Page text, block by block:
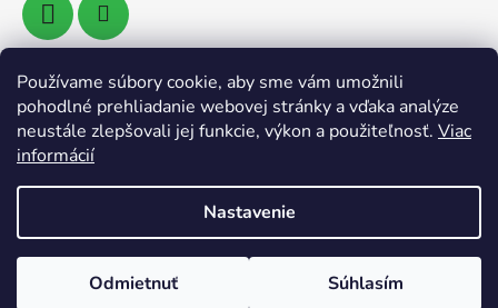
Používame súbory cookie, aby sme vám umožnili
pohodlné prehliadanie webovej stránky a vďaka analýze
neustále zlepšovali jej funkcie, výkon a použiteľnosť. Viac
informácií
Nastavenie
Odmietnuť Súhlasím
Vyhľadávanie
Vytvoril Shoptet
Copyright 2026
. Všetky práva